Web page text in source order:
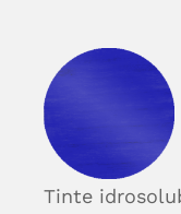
Tinte